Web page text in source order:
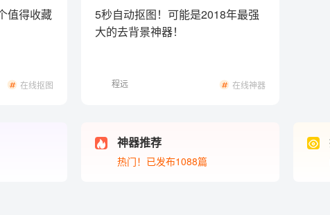
值得收藏
在线抠图
5秒自动抠图！可能是2018年最强
大的去背景神器！
程远 在线神器
神器推荐
热门！已发布1088篇